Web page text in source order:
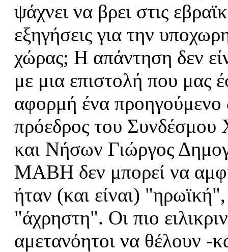
ψάχνει να βρει στις
εξηγήσεις για την
χώρας; Η απάντηση δεν
με μια επιστολή που μας
αφορμή ένα προηγούμενο
πρόεδρος του
και Νήσων Γιώργος
ΜΑΒΗ δεν μπορεί να
ήταν (και είναι)
"άχρηστη". Οι πιο
αμετανόητοι να θέλουν -